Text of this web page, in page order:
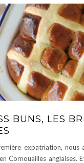
BUNS, LES
expatriation, nous
Cornouailles anglaises.